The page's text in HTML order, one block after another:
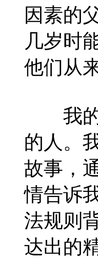
因素的
几岁时
他们从
我的
的人。
故事，
情告诉
法规则
达出的